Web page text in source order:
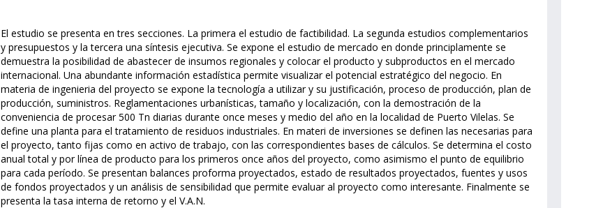
El estudio se presenta en tres secciones. La primera el estudio de factibilidad. La segunda estudios complementarios
y presupuestos y la tercera una síntesis ejecutiva. Se expone el estudio de mercado en donde principlamente se
demuestra la posibilidad de abastecer de insumos regionales y colocar el producto y subproductos en el mercado
internacional. Una abundante información estadística permite visualizar el potencial estratégico del negocio. En
materia de ingenieria del proyecto se expone la tecnología a utilizar y su justificación, proceso de producción, plan de
producción, suministros. Reglamentaciones urbanísticas, tamaño y localización, con la demostración de la
conveniencia de procesar 500 Tn diarias durante once meses y medio del año en la localidad de Puerto Vilelas. Se
define una planta para el tratamiento de residuos industriales. En materi de inversiones se definen las necesarias para
el proyecto, tanto fijas como en activo de trabajo, con las correspondientes bases de cálculos. Se determina el costo
anual total y por línea de producto para los primeros once años del proyecto, como asimismo el punto de equilibrio
para cada período. Se presentan balances proforma proyectados, estado de resultados proyectados, fuentes y usos
de fondos proyectados y un análisis de sensibilidad que permite evaluar al proyecto como interesante. Finalmente se
presenta la tasa interna de retorno y el V.A.N.